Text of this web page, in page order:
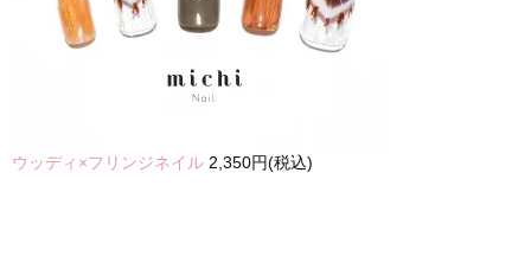
ウッディ×フリンジネイル 2,350円(税込)